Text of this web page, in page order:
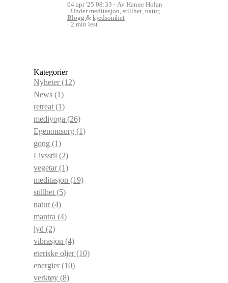
04 apr '25 08:33
Av Hanne Holan
Undermeditasjon, stillhet, natur,
Blogg & kjedsomhet
2 min lest
Kategorier
Nyheter(12)
News (1)
retreat (1)
mediyoga (26)
Egenomsorg (1)
gong (1)
Livsstil (2)
vegetar(1)
meditasjon (19)
stillhet (5)
natur(4)
mantra (4)
lyd (2)
vibrasjon (4)
eteriske oljer(10)
energier(10)
verktøy (8)